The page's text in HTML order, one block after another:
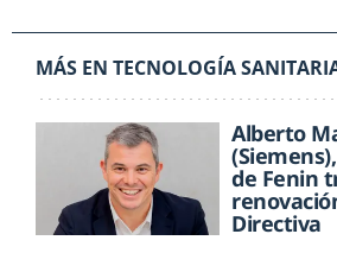
MÁS EN TECNOLOGÍA
Alberto
de Fenin
Directiva